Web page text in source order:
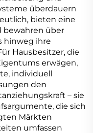
überdauern
bieten eine
bewahren über
hinweg ihre
Hausbesitzer, die
erwägen,
individuell
den
– sie
die sich
Märkten
umfassen